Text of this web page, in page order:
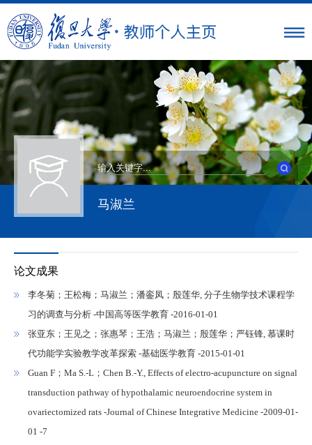
马淑兰
论文成果
李冬菊；王松梅；马淑兰；潘銮凤；殷莲华, 分子生物学技术课程学
习的调查与分析 -中国高等医学教育 -2016-01-01
张亚东；王见之；张惠琴；王浩；马淑兰；殷莲华；严钰锋, 慕课时
代功能学实验教学改革探索 -基础医学教育 -2015-01-01
Guan F；Ma S.-L；Chen B.-Y., Effects of electro-acupuncture on signal
transduction pathway of hypothalamic neuroendocrine system in
ovariectomized rats -Journal of Chinese Integrative Medicine -2009-01-
01 -7